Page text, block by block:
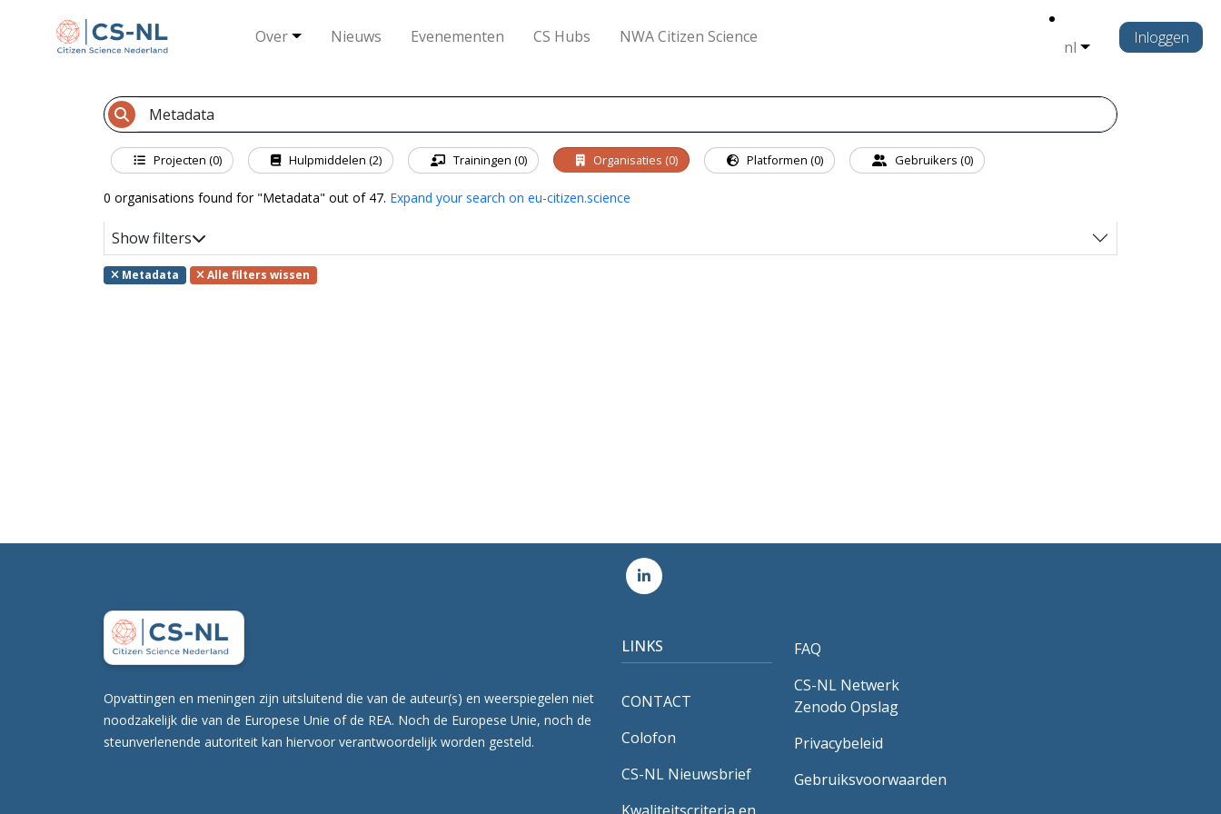
Over Nieuws Evenementen CS Hubs NWA Citizen Science
nl Inloggen
Projecten (0) Hulpmiddelen (2) Trainingen (0) Organisaties (0) Platformen (0) Gebruikers (0)
0 organisations found for "Metadata" out of 47. Expand your search on eu-citizen.science
Show filters
Metadata Alle filters wissen
Opvattingen en meningen zijn uitsluitend die van de auteur(s) en weerspiegelen niet
noodzakelijk die van de Europese Unie of de REA. Noch de Europese Unie, noch de
steunverlenende autoriteit kan hiervoor verantwoordelijk worden gesteld.
LINKS
CONTACT
Colofon
CS-NL Nieuwsbrief
FAQ
CS-NL Netwerk
Zenodo Opslag
Privacybeleid
Gebruiksvoorwaarden